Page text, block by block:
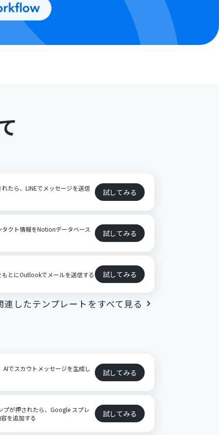
たら、LINEでメッセージを送信 試してみる
クト情報をNotionデータベース 試してみる
とにOutlookでメールを送信する 試してみる
連したテンプレートをすべて見る
でスカウトメッセージを生成し 試してみる
プが押されたら、Google スプレ
を追加する
試してみる